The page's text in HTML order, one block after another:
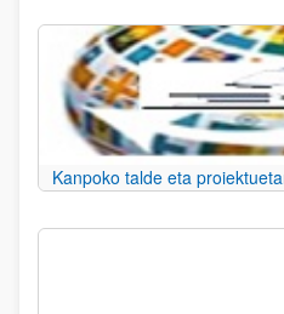
Kanpoko talde eta